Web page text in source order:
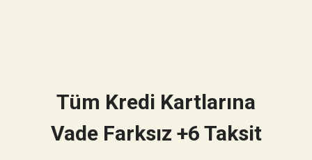
Tüm Kredi Kartlarına
Vade Farksız +6 Taksit